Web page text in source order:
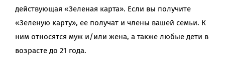
действующая «Зеленая карта». Если вы получите
«Зеленую карту», ее получат и члены вашей семьи. К
ним относятся муж и/или жена, а также любые дети в
возрасте до 21 года.